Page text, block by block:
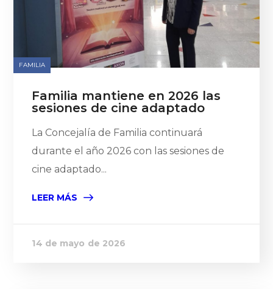
FAMILIA
Familia mantiene en 2026 las
sesiones de cine adaptado
La Concejalía de Familia continuará
durante el año 2026 con las sesiones de
cine adaptado...
LEER MÁS
14 de mayo de 2026